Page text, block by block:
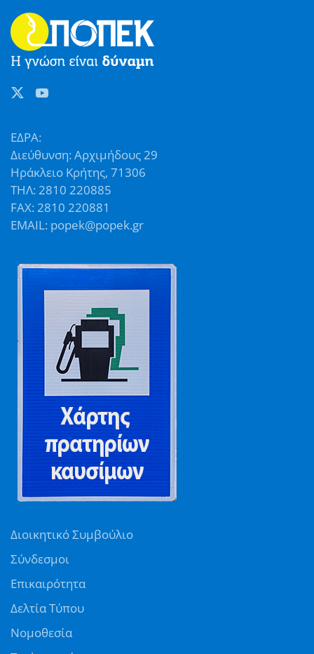
ΕΔΡΑ:
Διεύθυνση: Αρχιμήδους 29
Ηράκλειο Κρήτης, 71306
ΤΗΛ: 2810 220885
FAX: 2810 220881
EMAIL: popek@popek.gr
Διοικητικό Συμβούλιο
Σύνδεσμοι
Επικαιρότητα
Δελτία Τύπου
Νομοθεσία